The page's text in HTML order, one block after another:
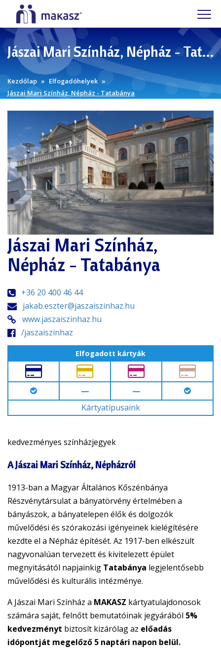
Jászai Mari Színház, Népház - Tatabánya
Kezdőlap
Elfogadóhelyek
Jászai Mari Színház, Népház - Tatabánya
Jászai Mari Színház,
Népház - Tatabánya
+36 20 400 46 44
jakab.eszter@jaszaiszinhaz.hu
www.jaszaiszinhaz.hu
/jaszaiszinhaz
Elfogadott kártyák
—
—
Kártyatípusaink
kedvezményes színházjegyek
A Jászai Mari Színház, Népházról
1913-ban a Magyar Általános Kőszénbánya
Részvénytársulat a bányatörvény értelmében a
bányászok, a bányatelepen élők és dolgozók
művelődési és szórakozási igényeinek kielégítésére
kezdte el a Népház építését. Az 1917-ben elkészült
nagyvonalúan tervezett és kivitelezett épület
megnyitásától napjainkig Tatabánya legjelentősebb
művelődési és kulturális intézménye.
A Jászai Mari Színház a MAKASZ kártyatulajdonosok
számára saját, felnőtt bemutatóinak jegyárából 5%
kedvezményt biztosít kizárólag az előadás
idópontját megelőző 5 naptári napon belül.